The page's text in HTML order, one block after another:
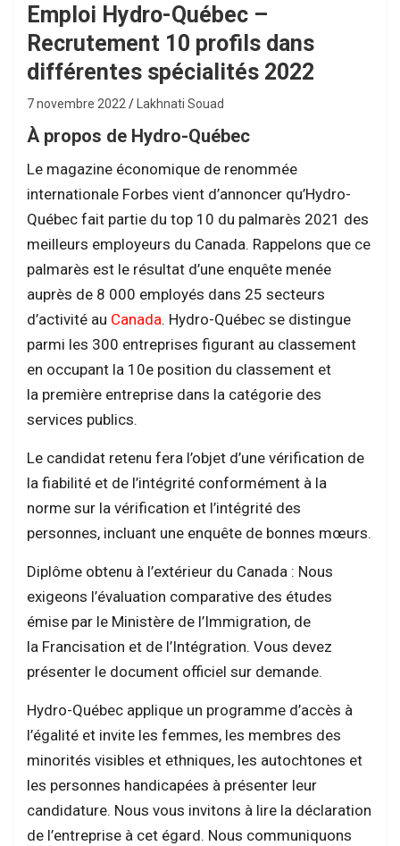
Emploi Hydro-Québec –
Recrutement 10 profils dans
différentes spécialités 2022
7 novembre 2022 Lakhnati Souad
À propos de Hydro-Québec
Le magazine économique de renommée
internationale Forbes vient d’annoncer qu’Hydro-
Québec fait partie du top 10 du palmarès 2021 des
meilleurs employeurs du Canada. Rappelons que ce
palmarès est le résultat d’une enquête menée
auprès de 8 000 employés dans 25 secteurs
d’activité au Canada. Hydro-Québec se distingue
parmi les 300 entreprises figurant au classement
en occupant la 10e position du classement et
la première entreprise dans la catégorie des
services publics.
Le candidat retenu fera l’objet d’une vérification de
la fiabilité et de l’intégrité conformément à la
norme sur la vérification et l’intégrité des
personnes, incluant une enquête de bonnes mœurs.
Diplôme obtenu à l’extérieur du Canada : Nous
exigeons l’évaluation comparative des études
émise par le Ministère de l’Immigration, de
la Francisation et de l’Intégration. Vous devez
présenter le document officiel sur demande.
Hydro-Québec applique un programme d’accès à
l’égalité et invite les femmes, les membres des
minorités visibles et ethniques, les autochtones et
les personnes handicapées à présenter leur
candidature. Nous vous invitons à lire la déclaration
de l’entreprise à cet égard. Nous communiquons